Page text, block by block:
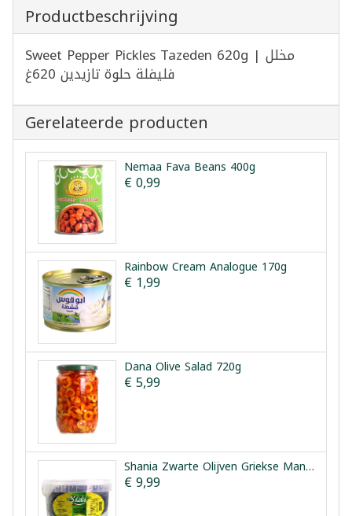
Productbeschrijving
Sweet Pepper Pickles Tazeden 620g | مخلل
فليفلة حلوة تازيدين 620غ
Gerelateerde producten
Nemaa Fava Beans 400g
€ 0,99
Rainbow Cream Analogue 170g
€ 1,99
Dana Olive Salad 720g
€ 5,99
Shania Zwarte Olijven Griekse Manier 1.5kg
€ 9,99